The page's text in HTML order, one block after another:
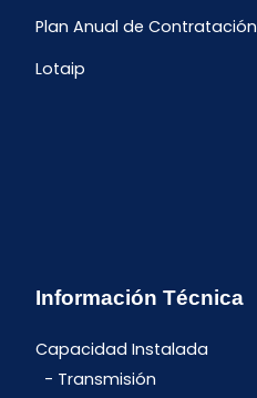
Plan Anual de Contratación
Lotaip
Información Técnica
Capacidad Instalada
Transmisión